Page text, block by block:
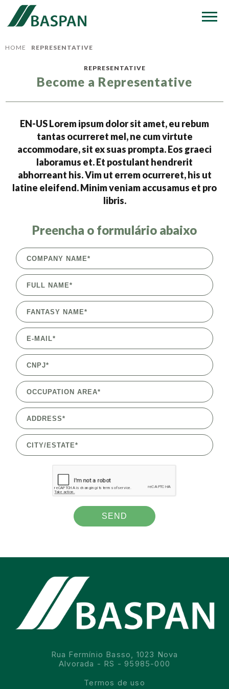
HOME REPRESENTATIVE
REPRESENTATIVE
Become a Representative
EN-US Lorem ipsum dolor sit amet, eu rebum
tantas ocurreret mel, ne cum virtute
accommodare, sit ex suas prompta. Eos graeci
laboramus et. Et postulant hendrerit
abhorreant his. Vim ut errem ocurreret, his ut
latine eleifend. Minim veniam accusamus et pro
libris.
Preencha o formulário abaixo
Rua Fermínio Basso, 1023 Nova
Alvorada - RS - 95985-000
Termos de uso